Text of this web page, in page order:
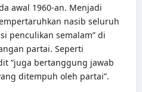
awal 1960-an. Menjadi
nasib seluruh
penculikan semalam” di
partai. Seperti
“juga bertanggung jawab
ditempuh oleh partai”.